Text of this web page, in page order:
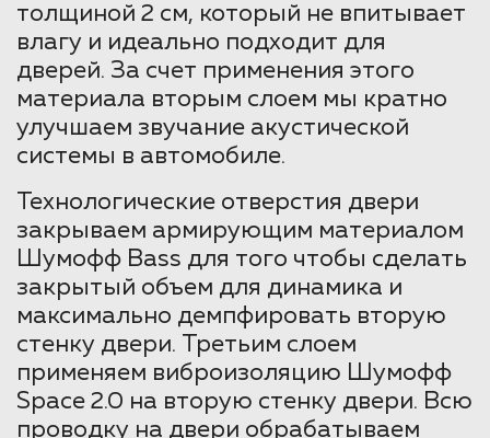
толщиной 2 см, который не впитывает
влагу и идеально подходит для
дверей. За счет применения этого
материала вторым слоем мы кратно
улучшаем звучание акустической
системы в автомобиле.
Технологические отверстия двери
закрываем армирующим материалом
Шумофф Bass для того чтобы сделать
закрытый объем для динамика и
максимально демпфировать вторую
стенку двери. Третьим слоем
применяем виброизоляцию Шумофф
Space 2.0 на вторую стенку двери. Всю
проводку на двери обрабатываем